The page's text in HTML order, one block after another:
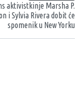
aktivistkinje Marsha P.
i Sylvia Rivera dobit će
spomenik u New Yorku